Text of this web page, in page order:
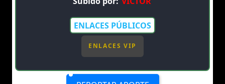
ENLACES PÚBLICOS
ENLACES VIP